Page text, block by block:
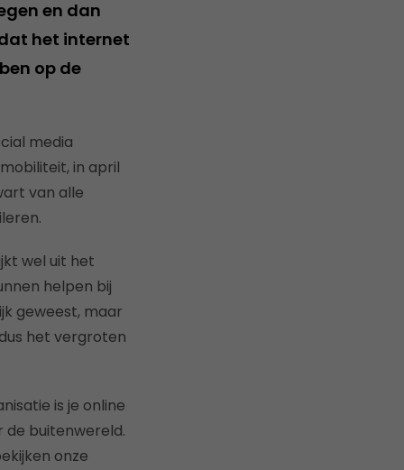
en dan
het internet
op de
media
in april
van alle
wel uit het
helpen bij
geweest, maar
het vergroten
is je online
de buitenwereld.
onze